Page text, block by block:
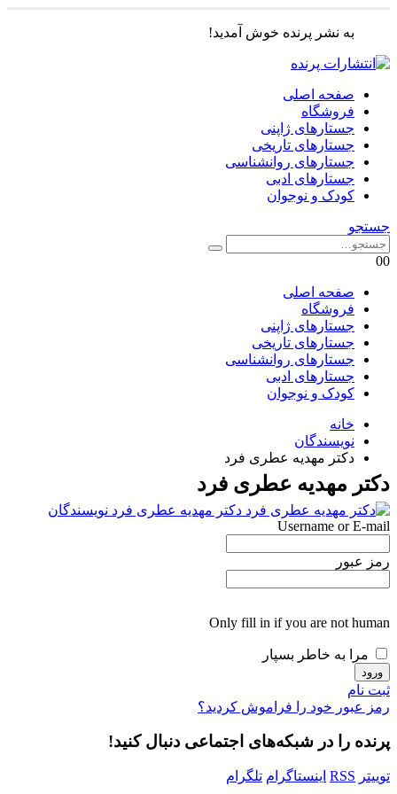
به نشر پرنده خوش آمدید!
صفحه اصلی
فروشگاه
جستارهای ژاپنی
جستارهای تاریخی
جستارهای روانشناسی
جستارهای ادبی
کودک و نوجوان
جستجو
00
صفحه اصلی
فروشگاه
جستارهای ژاپنی
جستارهای تاریخی
جستارهای روانشناسی
جستارهای ادبی
کودک و نوجوان
خانه
نویسندگان
دکتر مهدیه عطری فرد
دکتر مهدیه عطری فرد
دکتر مهدیه عطری فرد نویسندگان
Username or E-mail
رمز عبور
Only fill in if you are not human
مرا به خاطر بسپار
ثبت نام
رمز عبور خود را فراموش کردید؟
پرنده را در شبکه‌های اجتماعی دنبال کنید!
توییتر RSS اینستاگرام تلگرام